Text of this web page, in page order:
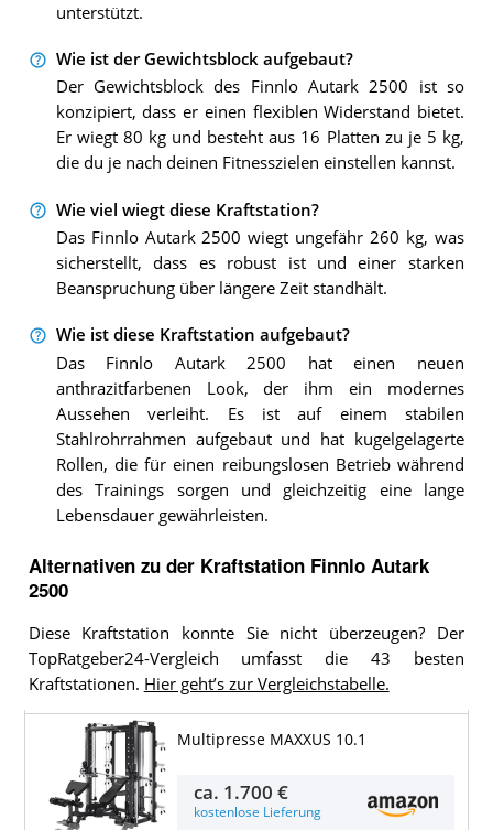
unterstützt.
Wie ist der Gewichtsblock aufgebaut?
Der Gewichtsblock des Finnlo Autark 2500 ist so
konzipiert, dass er einen flexiblen Widerstand bietet.
Er wiegt 80 kg und besteht aus 16 Platten zu je 5 kg,
die du je nach deinen Fitnesszielen einstellen kannst.
Wie viel wiegt diese Kraftstation?
Das Finnlo Autark 2500 wiegt ungefähr 260 kg, was
sicherstellt, dass es robust ist und einer starken
Beanspruchung über längere Zeit standhält.
Wie ist diese Kraftstation aufgebaut?
Das Finnlo Autark 2500 hat einen neuen
anthrazitfarbenen Look, der ihm ein modernes
Aussehen verleiht. Es ist auf einem stabilen
Stahlrohrrahmen aufgebaut und hat kugelgelagerte
Rollen, die für einen reibungslosen Betrieb während
des Trainings sorgen und gleichzeitig eine lange
Lebensdauer gewährleisten.
Alternativen zu der Kraftstation Finnlo Autark
2500
Diese Kraftstation konnte Sie nicht überzeugen? Der
TopRatgeber24-Vergleich umfasst die 43 besten
Kraftstationen. Hier geht’s zur Vergleichstabelle.
Multipresse MAXXUS 10.1
ca. 1.700 €
kostenlose Lieferung